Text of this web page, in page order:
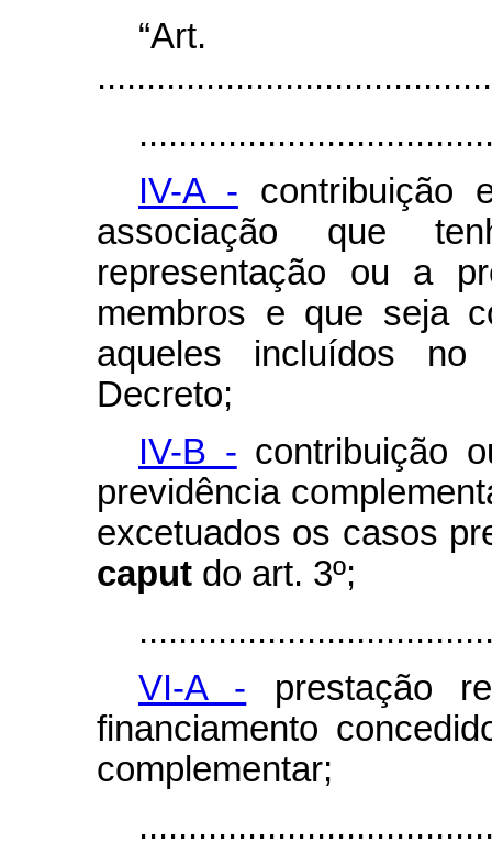
IV-A - contribuição
associação que
representação ou a
membros e que seja
aqueles incluídos
Decreto;
IV-B - contribuição
previdência
excetuados os casos
caput do art. 3º;
VI-A - prestação
financiamento
complementar;